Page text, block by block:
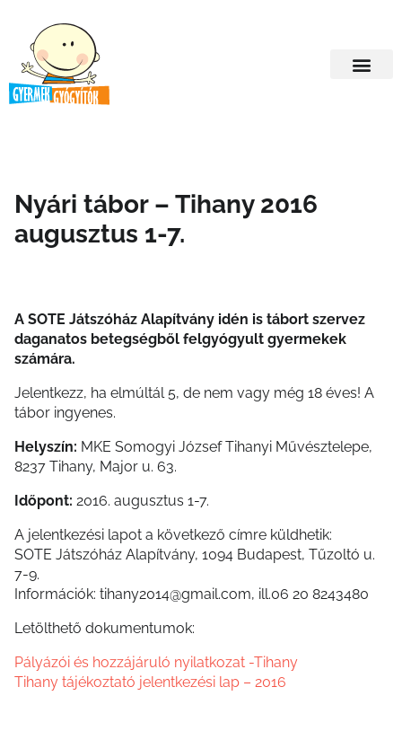
Nyári tábor – Tihany 2016
augusztus 1-7.
A SOTE Játszóház Alapítvány idén is tábort szervez
daganatos betegségből felgyógyult gyermekek
számára.
Jelentkezz, ha elmúltál 5, de nem vagy még 18 éves! A
tábor ingyenes.
Helyszín: MKE Somogyi József Tihanyi Művésztelepe,
8237 Tihany, Major u. 63.
Időpont: 2016. augusztus 1-7.
A jelentkezési lapot a következő címre küldhetik:
SOTE Játszóház Alapítvány, 1094 Budapest, Tűzoltó u.
7-9.
Információk: tihany2014@gmail.com, ill.06 20 8243480
Letölthető dokumentumok:
Pályázói és hozzájáruló nyilatkozat -Tihany
Tihany tájékoztató jelentkezési lap – 2016